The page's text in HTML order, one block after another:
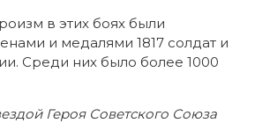
в этих боях были
и медалями 1817 солдат и
Среди них было более 1000
Героя Советского Союза